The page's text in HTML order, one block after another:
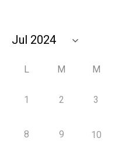
L M M
1 2 3
8 9 10